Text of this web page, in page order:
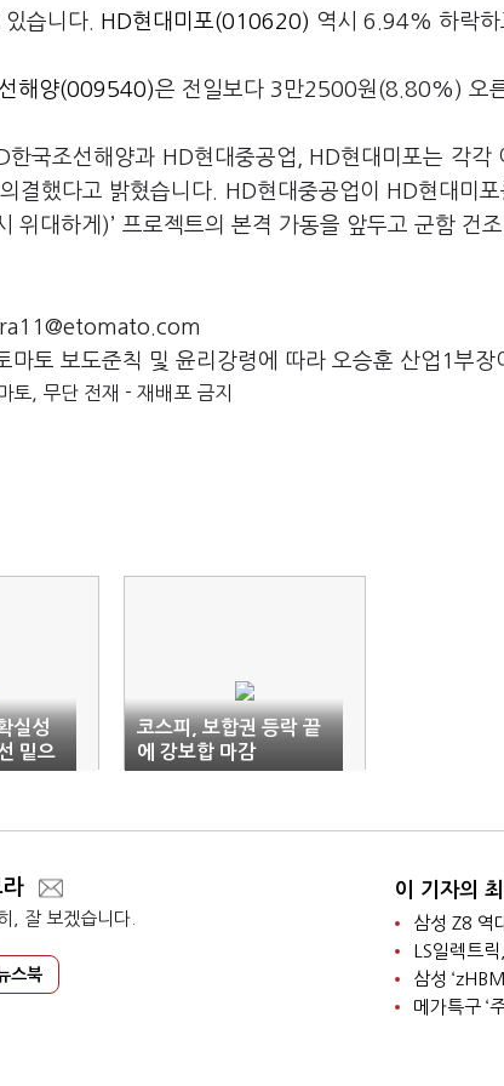
습니다.
HD현대미포(010620) 역시 6.94% 하락하
해양(009540)은 전일보다 3만2500원(8.80%) 오
한국조선해양과 HD현대중공업, HD현대미포는 각각
결했다고 밝혔습니다. HD현대중공업이 HD현대미
위대하게)’ 프로젝트의 본격 가동을 앞두고 군함 건
마토 보도준칙 및 윤리강령에 따라 오승훈 산업1부장
, 무단 전재 - 재배포 금지
실성
밑으
코스피, 보합권 등락 끝
에 강보합 마감
라
, 잘 보겠습니다.
스북
이 기자의
삼성 Z8 역
LS일렉트
삼성
메가특구 ‘